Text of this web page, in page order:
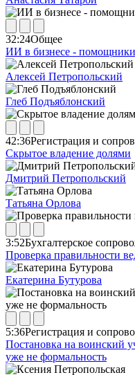
32:24Общее
ИИ в бизнесе -
Алексей Петропольский
Глеб Подъяблонский
42:36Регистрация и
Скрытое владение долями
Дмитрий Петропольский
Татьяна Орлова
3:52Бухгалтерское
Проверка правильности
Екатерина Бутурова
5:36Регистрация и
Постановка на воинский
уже не формальность